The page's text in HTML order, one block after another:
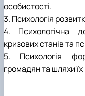
особистості.
3. Психологія
4. Психологічна
кризових станів та
5. Психологія
громадян та шляхи